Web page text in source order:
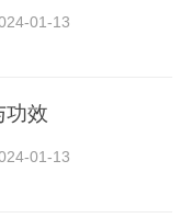
01-13
功效
01-13